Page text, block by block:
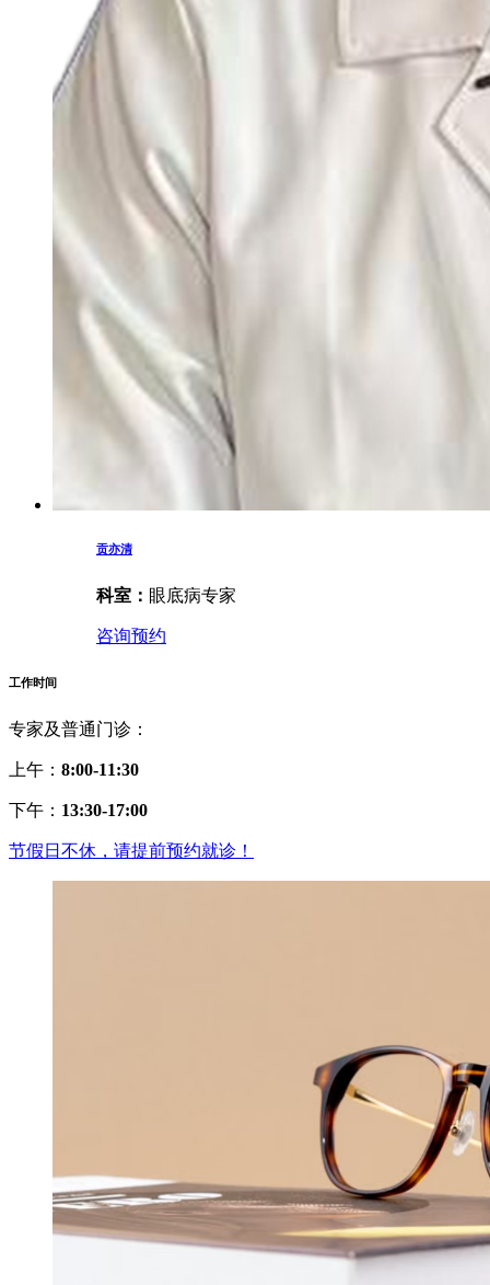
贡亦清
科室： 眼底病专家
咨询预约
工作时间
专家及普通门诊：
上午： 8:00-11:30
下午： 13:30-17:00
节假日不休，请提前预约就诊！